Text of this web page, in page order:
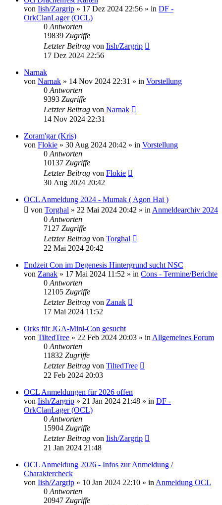
von Iish/Zargrip » 17 Dez 2024 22:56 » in DF -
OrkClanLager (OCL)
0 Antworten
19839 Zugriffe
Letzter Beitrag von Iish/Zargrip
17 Dez 2024 22:56
Narnak
von Narnak » 14 Nov 2024 22:31 » in Vorstellung
0 Antworten
9393 Zugriffe
Letzter Beitrag von Narnak
14 Nov 2024 22:31
Zoram'gar (Kris)
von Flokie » 30 Aug 2024 20:42 » in Vorstellung
0 Antworten
10137 Zugriffe
Letzter Beitrag von Flokie
30 Aug 2024 20:42
OCL Anmeldung 2024 - Mumak ( Agon Hai )
von Torghal » 22 Mai 2024 20:42 » in Anmeldearchiv 2024
0 Antworten
7127 Zugriffe
Letzter Beitrag von Torghal
22 Mai 2024 20:42
Endzeit Con im Degenesis Hintergrund sucht NSC
von Zanak » 17 Mai 2024 11:52 » in Cons - Termine/Berichte
0 Antworten
12105 Zugriffe
Letzter Beitrag von Zanak
17 Mai 2024 11:52
Orks für JGA-Mini-Con gesucht
von TiltedTree » 22 Feb 2024 20:03 » in Allgemeines Forum
0 Antworten
11832 Zugriffe
Letzter Beitrag von TiltedTree
22 Feb 2024 20:03
OCL Anmeldungen für 2026 offen
von Iish/Zargrip » 21 Jan 2024 21:48 » in DF -
OrkClanLager (OCL)
0 Antworten
15904 Zugriffe
Letzter Beitrag von Iish/Zargrip
21 Jan 2024 21:48
OCL Anmeldung 2026 - Infos zur Anmeldung /
Charaktercheck
von Iish/Zargrip » 10 Jan 2024 22:10 » in Anmeldung OCL
0 Antworten
20947 Zugriffe